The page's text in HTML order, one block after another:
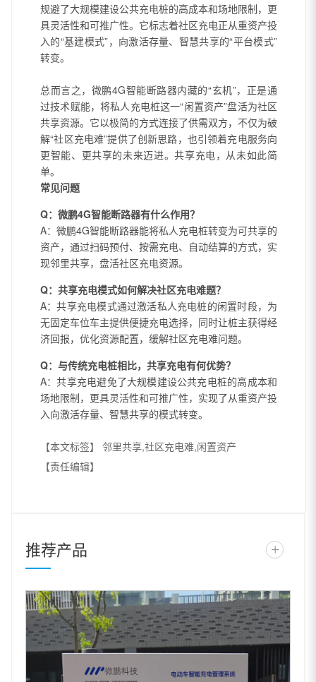
规避了大规模建设公共充电桩的高成本和场地限制，更
具灵活性和可推广性。它标志着社区充电正从重资产投
入的“基建模式”，向激活存量、智慧共享的“平台模式”
转变。
总而言之，微鹏4G智能断路器内藏的“玄机”，正是通
过技术赋能，将私人充电桩这一“闲置资产”盘活为社区
共享资源。它以极简的方式连接了供需双方，不仅为破
解“社区充电难”提供了创新思路，也引领着充电服务向
更智能、更共享的未来迈进。共享充电，从未如此简
单。
常见问题
Q：微鹏4G智能断路器有什么作用？
A：微鹏4G智能断路器能将私人充电桩转变为可共享的
资产，通过扫码预付、按需充电、自动结算的方式，实
现邻里共享，盘活社区充电资源。
Q：共享充电模式如何解决社区充电难题？
A：共享充电模式通过激活私人充电桩的闲置时段，为
无固定车位车主提供便捷充电选择，同时让桩主获得经
济回报，优化资源配置，缓解社区充电难问题。
Q：与传统充电桩相比，共享充电有何优势？
A：共享充电避免了大规模建设公共充电桩的高成本和
场地限制，更具灵活性和可推广性，实现了从重资产投
入向激活存量、智慧共享的模式转变。
【本文标签】
邻里共享,社区充电难,闲置资产
【责任编辑】
推荐产品 +